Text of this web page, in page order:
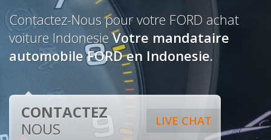
Contactez-Nous pour votre FORD achat
voiture IndonesieVotre mandataire
automobile FORD en Indonesie.
LIVE CHAT
CONTACTEZ
NOUS